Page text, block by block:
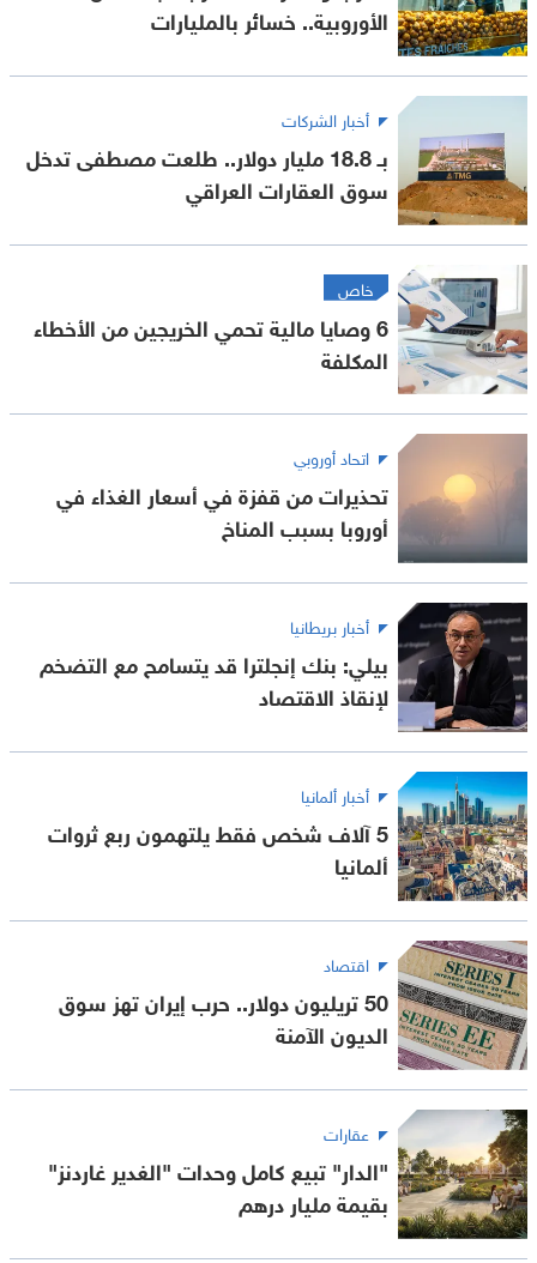
الأوروبية.. خسائر بالمليارات
أخبار الشركات
بـ 18.8 مليار دولار.. طلعت مصطفى تدخل
سوق العقارات العراقي
خاص
6 وصايا مالية تحمي الخريجين من الأخطاء
المكلفة
اتحاد أوروبي
تحذيرات من قفزة في أسعار الغذاء في
أوروبا بسبب المناخ
أخبار بريطانيا
بيلي: بنك إنجلترا قد يتسامح مع التضخم
لإنقاذ الاقتصاد
أخبار ألمانيا
5 آلاف شخص فقط يلتهمون ربع ثروات
ألمانيا
اقتصاد
50 تريليون دولار.. حرب إيران تهز سوق
الديون الآمنة
عقارات
"الدار" تبيع كامل وحدات "الغدير غاردنز"
بقيمة مليار درهم